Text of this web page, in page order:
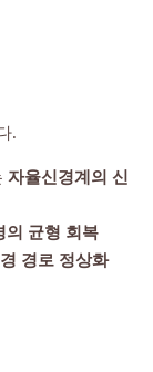
.
자율신경계의 신
의 균형 회복
경로 정상화